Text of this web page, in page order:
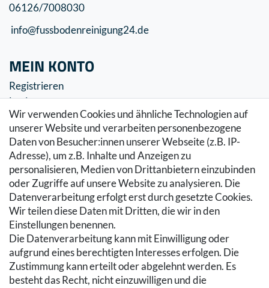
Wir verwenden Cookies und ähnliche Technologien auf
unserer Website und verarbeiten personenbezogene
Daten von Besucher:innen unserer Webseite (z.B. IP-
Adresse), um z.B. Inhalte und Anzeigen zu
personalisieren, Medien von Drittanbietern einzubinden
oder Zugriffe auf unsere Website zu analysieren. Die
Datenverarbeitung erfolgt erst durch gesetzte Cookies.
Wir teilen diese Daten mit Dritten, die wir in den
Einstellungen benennen.
Die Datenverarbeitung kann mit Einwilligung oder
aufgrund eines berechtigten Interesses erfolgen. Die
Zustimmung kann erteilt oder abgelehnt werden. Es
besteht das Recht, nicht einzuwilligen und die
06126/7008030
info@fussbodenreinigung24.de
MEIN KONTO
Registrieren
Login
SERVICE
Zahlung & Versand
Warenkorb
Zur Kasse
Hilfe
RECHTLICHES
Kontakt
Datenschutzerklärung
AGB